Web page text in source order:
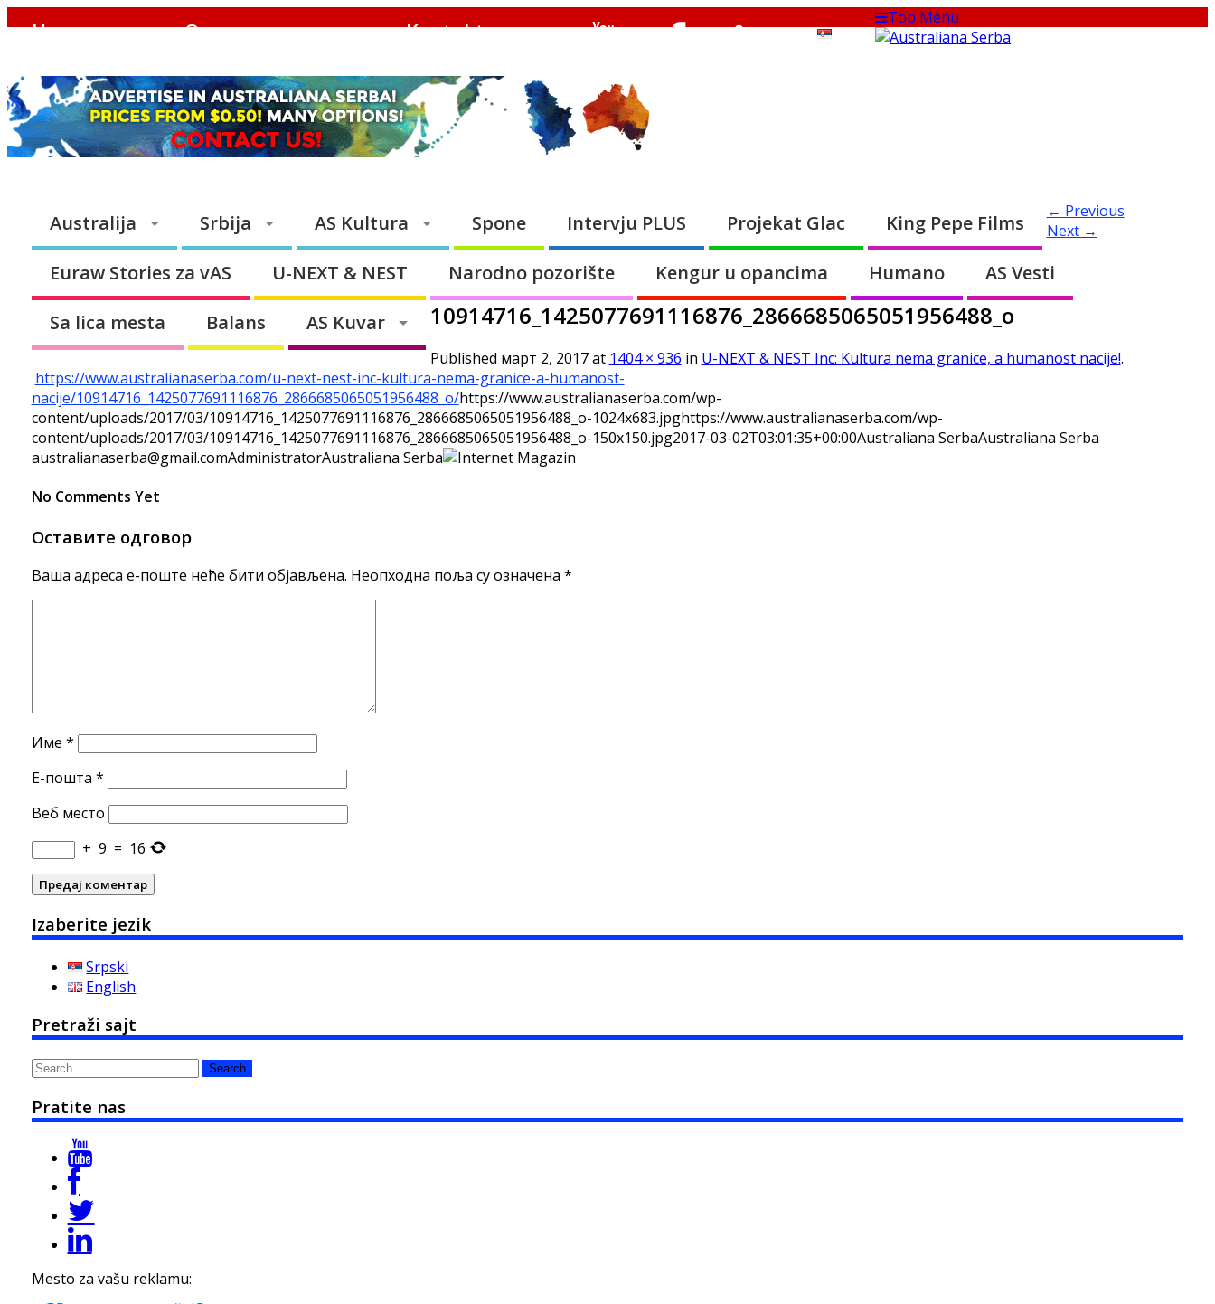
Home O nama Kontakt
Top Menu
Australija Srbija AS Kultura Spone Intervju PLUS Projekat Glac King Pepe Films
Euraw Stories za vAS U-NEXT & NEST Narodno pozorište Kengur u opancima Humano AS Vesti
Sa lica mesta Balans AS Kuvar
← Previous
Next →
10914716_1425077691116876_2866685065051956488_o
Published март 2, 2017at 1404 × 936 in U-NEXT & NEST Inc: Kultura nema granice, a humanost nacije!.
https://www.australianaserba.com/u-next-nest-inc-kultura-nema-granice-a-humanost-
nacije/10914716_1425077691116876_2866685065051956488_o/https://www.australianaserba.com/wp-
content/uploads/2017/03/10914716_1425077691116876_2866685065051956488_o-1024x683.jpghttps://www.australianaserba.com/wp-
content/uploads/2017/03/10914716_1425077691116876_2866685065051956488_o-150x150.jpg2017-03-02T03:01:35+00:00Australiana SerbaAustraliana Serba
australianaserba@gmail.comAdministratorAustraliana Serba
No Comments Yet
Оставите одговор
Ваша адреса е-поште неће бити објављена. Неопходна поља су означена *
Име *
Е-пошта *
Веб место
+ 9 = 16
Izaberite jezik
Srpski
English
Pretraži sajt
Search
Pratite nas
Mesto za vašu reklamu: